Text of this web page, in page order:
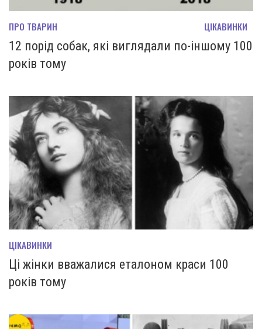
ПРО ТВАРИН ЦІКАВИНКИ
12 порід собак, які виглядали по-іншому 100
років тому
ЦІКАВИНКИ
Ці жінки вважалися еталоном краси 100
років тому